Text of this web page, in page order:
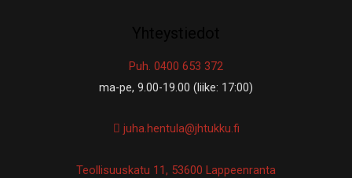
Puh. 0400 653 372
ma-pe, 9.00-19.00 (liike: 17:00)
juha.hentula@jhtukku.fi
Teollisuuskatu 11, 53600 Lappeenranta